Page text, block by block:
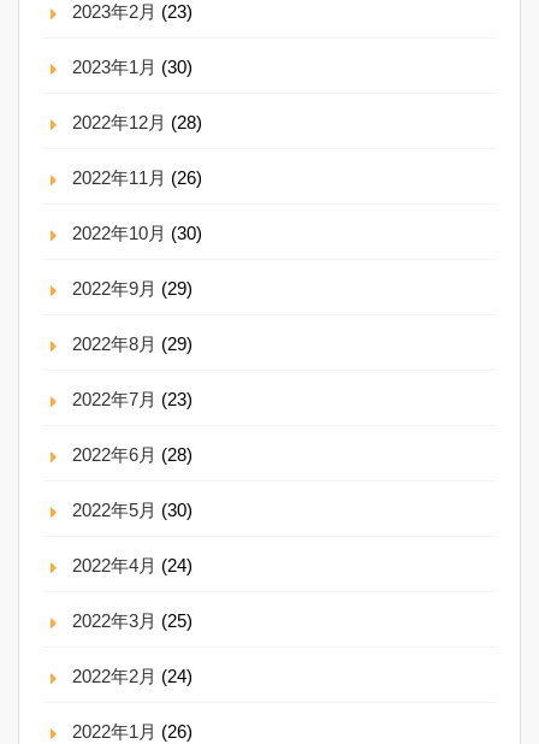
2023年2月 (23)
2023年1月 (30)
2022年12月 (28)
2022年11月 (26)
2022年10月 (30)
2022年9月 (29)
2022年8月 (29)
2022年7月 (23)
2022年6月 (28)
2022年5月 (30)
2022年4月 (24)
2022年3月 (25)
2022年2月 (24)
2022年1月 (26)